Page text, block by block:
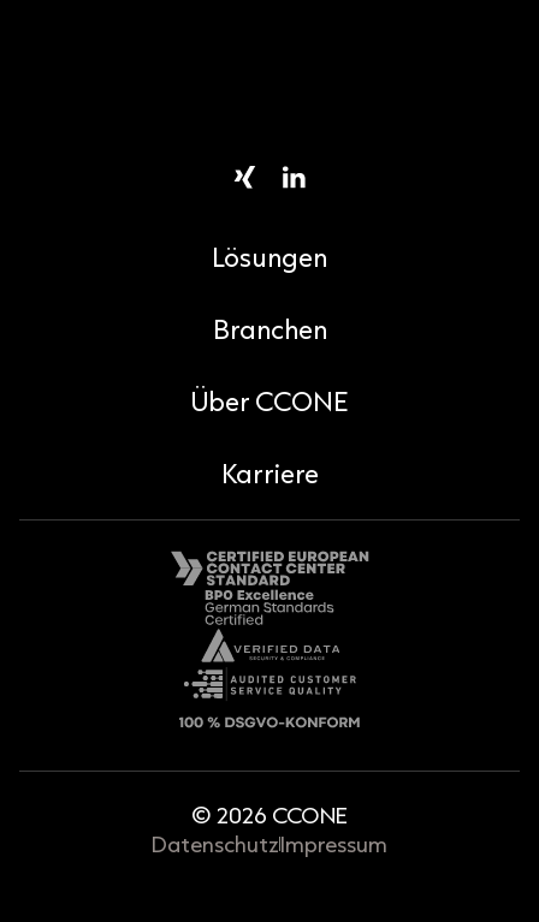
Lösungen
Branchen
Über CCONE
Karriere
© 2026 CCONE
DatenschutzImpressum